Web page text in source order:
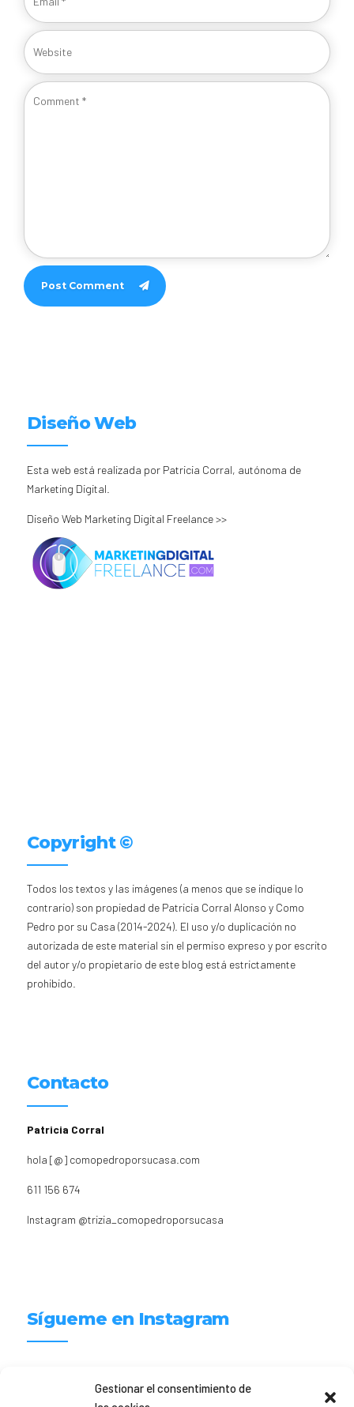
Gestionar el consentimiento de
Post Comment
Diseño Web
Esta web está realizada por Patricia Corral, autónoma de
Marketing Digital.
Diseño Web Marketing Digital Freelance >>
Copyright ©
Todos los textos y las imágenes (a menos que se indique lo
contrario) son propiedad de Patricia Corral Alonso y Como
Pedro por su Casa (2014-2024). El uso y/o duplicación no
autorizada de este material sin el permiso expreso y por escrito
del autor y/o propietario de este blog está estrictamente
prohibido.
Contacto
Patricia Corral
hola [@] comopedroporsucasa.com
611 156 674
Instagram @trizia_comopedroporsucasa
Sígueme en Instagram
Freelance | Web | RRSS
Mi tienda de productos ECO
@lacatalina.shop